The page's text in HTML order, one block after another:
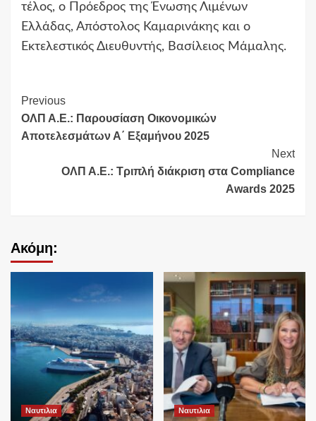
τέλος, ο Πρόεδρος της Ένωσης Λιμένων
Ελλάδας, Απόστολος Καμαρινάκης και ο
Εκτελεστικός Διευθυντής, Βασίλειος Μάμαλης.
Continue
Reading
Previous
ΟΛΠ Α.Ε.: Παρουσίαση Οικονομικών
Αποτελεσμάτων Α΄ Εξαμήνου 2025
Next
ΟΛΠ Α.Ε.: Τριπλή διάκριση στα Compliance
Awards 2025
Ακόμη:
Ναυτιλια Ναυτιλια